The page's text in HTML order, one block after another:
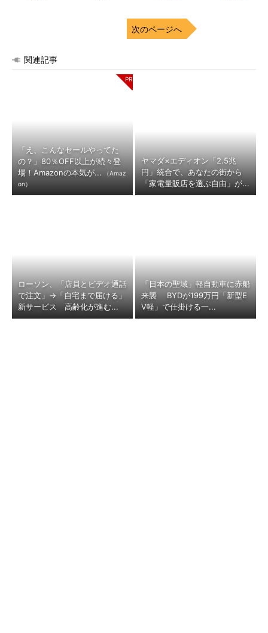
次のページへ
関連記事
「え、こんなセールやってた
の？」80％OFF以上が続々登
場！Amazonの本気が...
（Amaz
on）
ヤマダ×エディオン「2.5兆
円」統合で、あなたの街から
「家電量販店を選ぶ自由」が...
ローソン、「店員とビデオ通話
で注文」→「自宅まで届ける」
新サービス 高齢化が進む...
「日本の聖域」軽自動車に赤船
来襲 BYDが199万円「新型E
V軽」で仕掛ける一...